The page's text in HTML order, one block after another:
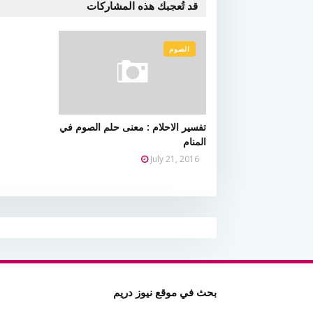
قد تُعجبك هذه المشاركات
الصوم
تفسير الاحلام : معنى حلم الصوم في
المنام
July 21, 2016
بحث في موقع نيوز دريم